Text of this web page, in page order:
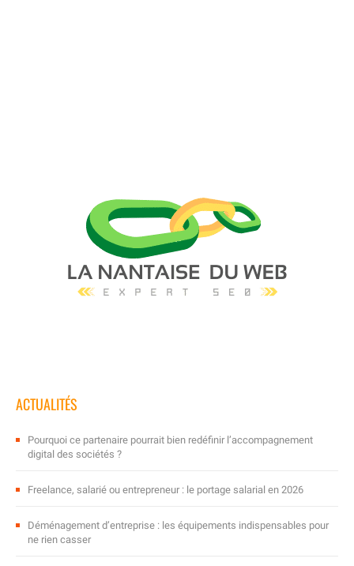
ACTUALITÉS
Pourquoi ce partenaire pourrait bien redéfinir l’accompagnement
digital des sociétés ?
Freelance, salarié ou entrepreneur : le portage salarial en 2026
Déménagement d’entreprise : les équipements indispensables pour
ne rien casser